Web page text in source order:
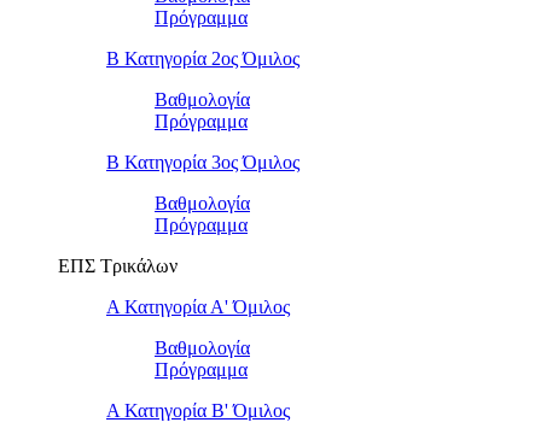
Πρόγραμμα
Β Κατηγορία 2ος Όμιλος
Βαθμολογία
Πρόγραμμα
Β Κατηγορία 3ος Όμιλος
Βαθμολογία
Πρόγραμμα
ΕΠΣ Τρικάλων
Α Κατηγορία Α' Όμιλος
Βαθμολογία
Πρόγραμμα
Α Κατηγορία Β' Όμιλος